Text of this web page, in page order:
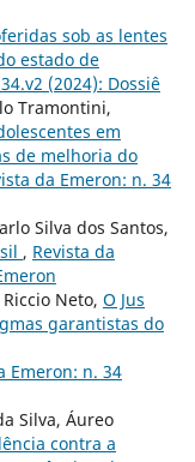
sob as lentes
estado de
(2024): Dossiê
Tramontini,
em
de melhoria do
da Emeron: n. 34
Silva dos Santos,
, Revista da
Neto, O Jus
garantistas do
Emeron: n. 34
Silva, Áureo
contra a